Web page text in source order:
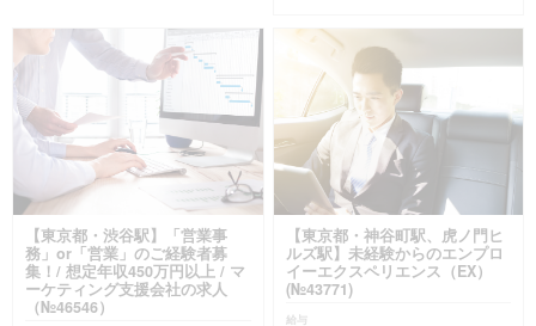
【東京都・渋谷駅】「営業事
務」or「営業」のご経験者募
集！/ 想定年収450万円以上 / マ
ーケティング支援会社の求人
（№46546）
【東京都・神谷町駅、虎ノ門ヒ
ルズ駅】未経験からのエンプロ
イーエクスペリエンス（EX）
(№43771)
給与